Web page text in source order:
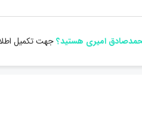
امیری هستید؟جهت تکمیل